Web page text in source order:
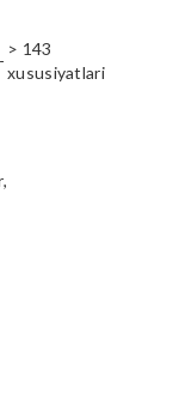
> 143
xususiyatlari